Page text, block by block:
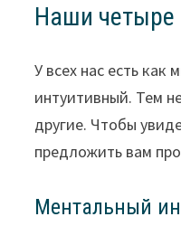
Наши четыре
У всех нас есть
интуитивный. Тем
другие. Чтобы
предложить вам
Ментальный